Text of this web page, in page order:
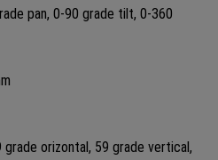
pan, 0-90 grade tilt, 0-360
grade orizontal, 59 grade vertical,